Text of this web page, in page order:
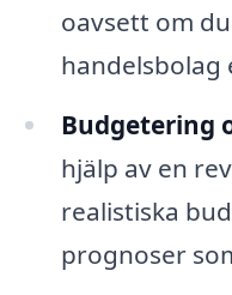
oavsett om
handelsbolag
Budgetering
hjälp av en
realistiska
prognoser